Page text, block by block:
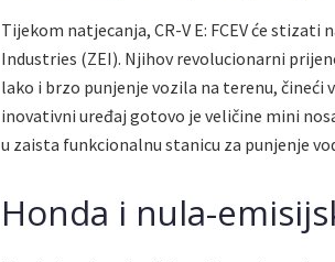
Tijekom natjecanja, CR-V E: FCEV će
Industries (ZEI). Njihov revolucionarni
lako i brzo punjenje vozila na terenu, čineći
inovativni uređaj gotovo je veličine mini
u zaista funkcionalnu stanicu za punjenje
Honda i nula-